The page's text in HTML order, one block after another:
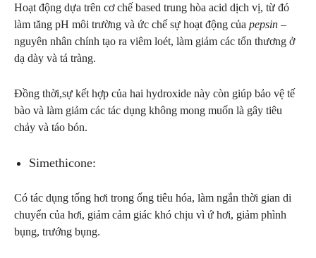
Hoạt động dựa trên cơ chế based trung hòa acid dịch vị, từ đó
làm tăng pH môi trường và ức chế sự hoạt động của pepsin –
nguyên nhân chính tạo ra viêm loét, làm giảm các tổn thương ở
dạ dày và tá tràng.
Đồng thời,sự kết hợp của hai hydroxide này còn giúp bảo vệ tế
bào và làm giảm các tác dụng không mong muốn là gây tiêu
chảy và táo bón.
Simethicone:
Có tác dụng tống hơi trong ống tiêu hóa, làm ngắn thời gian di
chuyển của hơi, giảm cảm giác khó chịu vì ứ hơi, giảm phình
bụng, trướng bụng.